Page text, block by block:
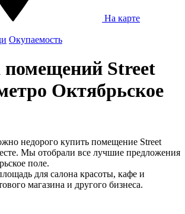
На карте
Окупаемость
Street
Октябрьское
недорого купить помещение Street
Мы отобрали все лучшие предложения
поле.
для салона красоты, кафе и
магазина и другого бизнеса.